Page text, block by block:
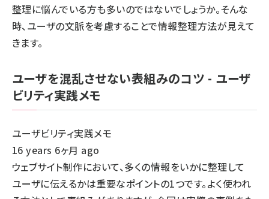
整理に悩んでいる方も多いのではないでしょうか。そんな
時、ユーザの文脈を考慮することで情報整理方法が見えて
きます。
ユーザを混乱させない表組みのコツ - ユーザ
ビリティ実践メモ
ユーザビリティ実践メモ
16 years 6ヶ月 ago
ウェブサイト制作において、多くの情報をいかに整理して
ユーザに伝えるかは重要なポイントの1つです。よく使われ